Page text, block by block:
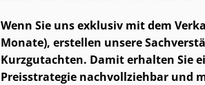
Wenn Sie uns exklusiv mit dem
Monate), erstellen unsere
Kurzgutachten. Damit erhalten Sie
Preisstrategie nachvollziehbar und